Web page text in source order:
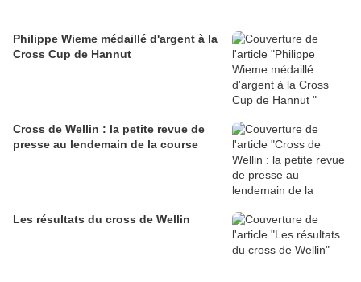
Philippe Wieme médaillé d'argent à la
Cross Cup de Hannut
Cross de Wellin : la petite revue de
presse au lendemain de la course
Les résultats du cross de Wellin